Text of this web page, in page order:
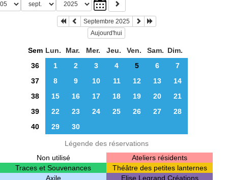
Septembre 2025
Aujourd'hui
Sem Lun. Mar. Mer. Jeu. Ven. Sam. Dim.
36
1 2 3 4 5 6
7
37
8 9 10 11 12 13
14
38
15 16 17 18 19 20
21
39
22 23 24 25 26 27
28
40
29 30
Légende des réservations
Non utilisé
Ateliers résidents
Traces et Souvenances
Théâtre des petites lanternes
Axile
Elise Legrand Créations